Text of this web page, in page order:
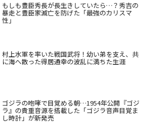
もしも豊臣秀長が長生きしていたら…？秀吉の
暴走と豊臣家滅亡を防げた「最強のカリスマ
性」
村上水軍を率いた戦国武将！幼い弟を支え、共
に海へ散った得居通幸の波乱に満ちた生涯
ゴジラの咆哮で目覚める朝…1954年公開『ゴジ
ラ』の貴重音源を搭載した「ゴジラ音声目覚ま
し時計」が新発売